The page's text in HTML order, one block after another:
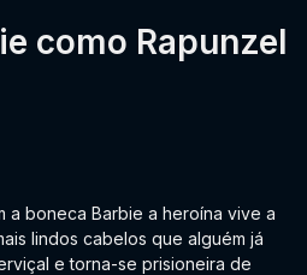
como Rapunzel
a boneca Barbie a heroína vive a
lindos cabelos que alguém já
e torna-se prisioneira de